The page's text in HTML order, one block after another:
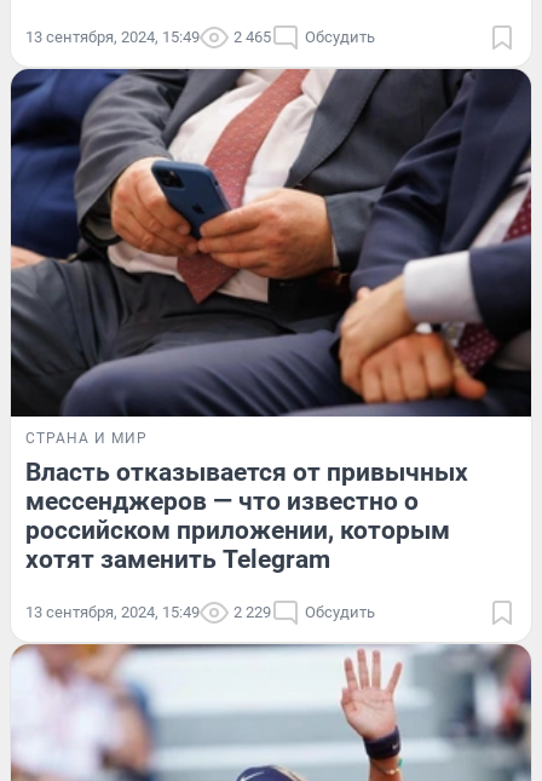
13 сентября, 2024, 15:49 2 465 Обсудить
СТРАНА И МИР
Власть отказывается от привычных
мессенджеров — что известно о
российском приложении, которым
хотят заменить Telegram
13 сентября, 2024, 15:49 2 229 Обсудить